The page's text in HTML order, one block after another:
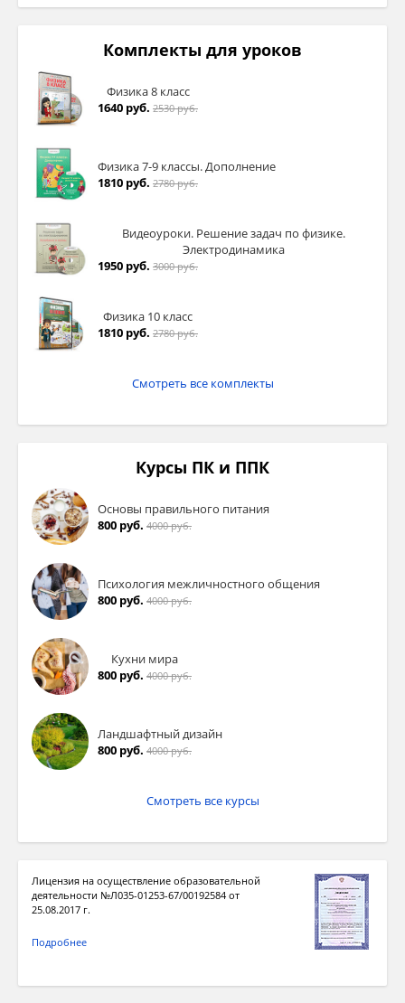
Комплекты для уроков
Физика 8 класс
1640 руб. 2530 руб.
Физика 7-9 классы. Дополнение
1810 руб. 2780 руб.
Видеоуроки. Решение задач по физике.
Электродинамика
1950 руб. 3000 руб.
Физика 10 класс
1810 руб. 2780 руб.
Смотреть все комплекты
Курсы ПК и ППК
Основы правильного питания
800 руб. 4000 руб.
Психология межличностного общения
800 руб. 4000 руб.
Кухни мира
800 руб. 4000 руб.
Ландшафтный дизайн
800 руб. 4000 руб.
Смотреть все курсы
Лицензия на осуществление образовательной
деятельности №Л035-01253-67/00192584 от
25.08.2017 г.
Подробнее